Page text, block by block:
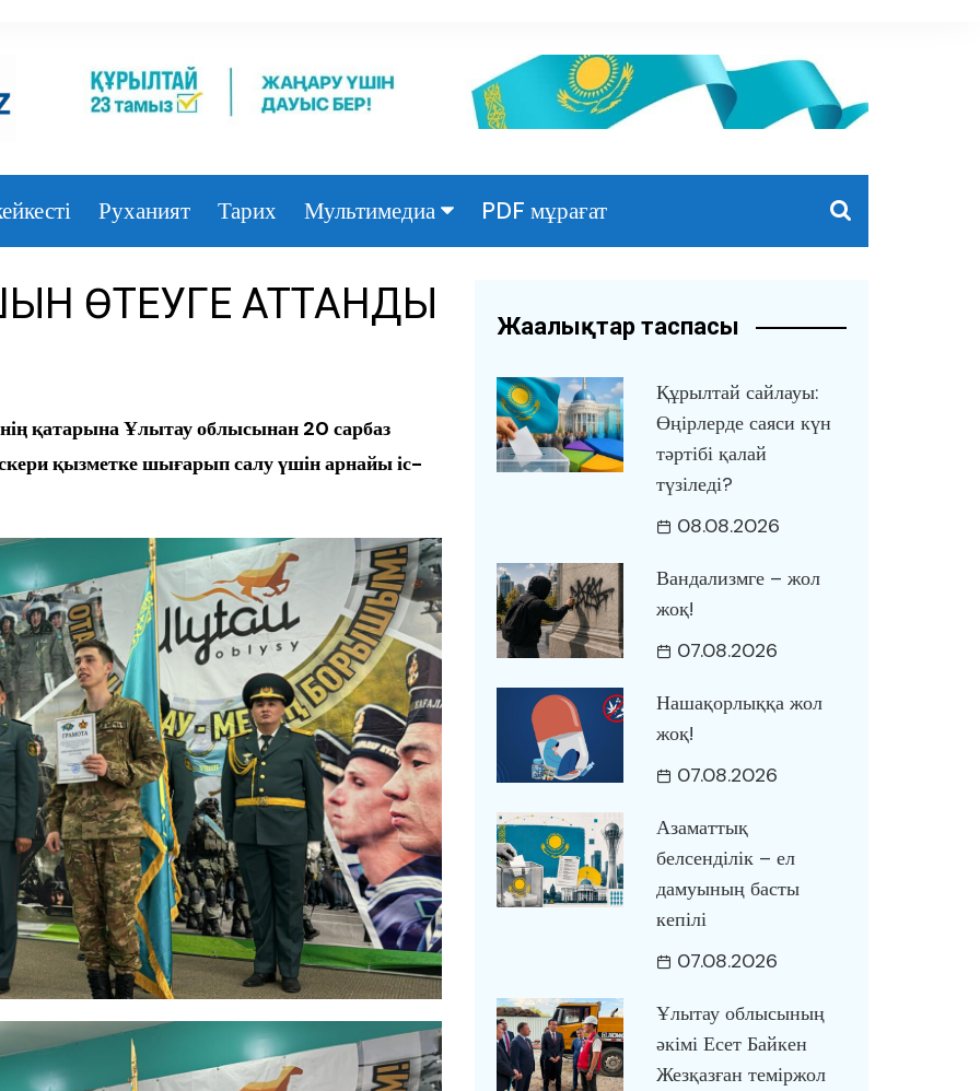
Руханият Тарих Мультимедиа
Видео
PDF мұрағат
ӨТЕУГЕ АТТАНДЫ
қатарына Ұлытау облысынан 20 сарбаз
қызметке шығарып салу үшін арнайы іс-
Жаңалықтар таспасы
Құрылтай сайлауы:
Өңірлерде саяси күн
тәртібі қалай
түзіледі?
08.08.2026
Вандализмге – жол
жоқ!
07.08.2026
Нашақорлыққа жол
жоқ!
07.08.2026
Азаматтық
белсенділік – ел
дамуының басты
кепілі
07.08.2026
Ұлытау облысының
әкімі Есет Байкен
Жезқазған теміржол